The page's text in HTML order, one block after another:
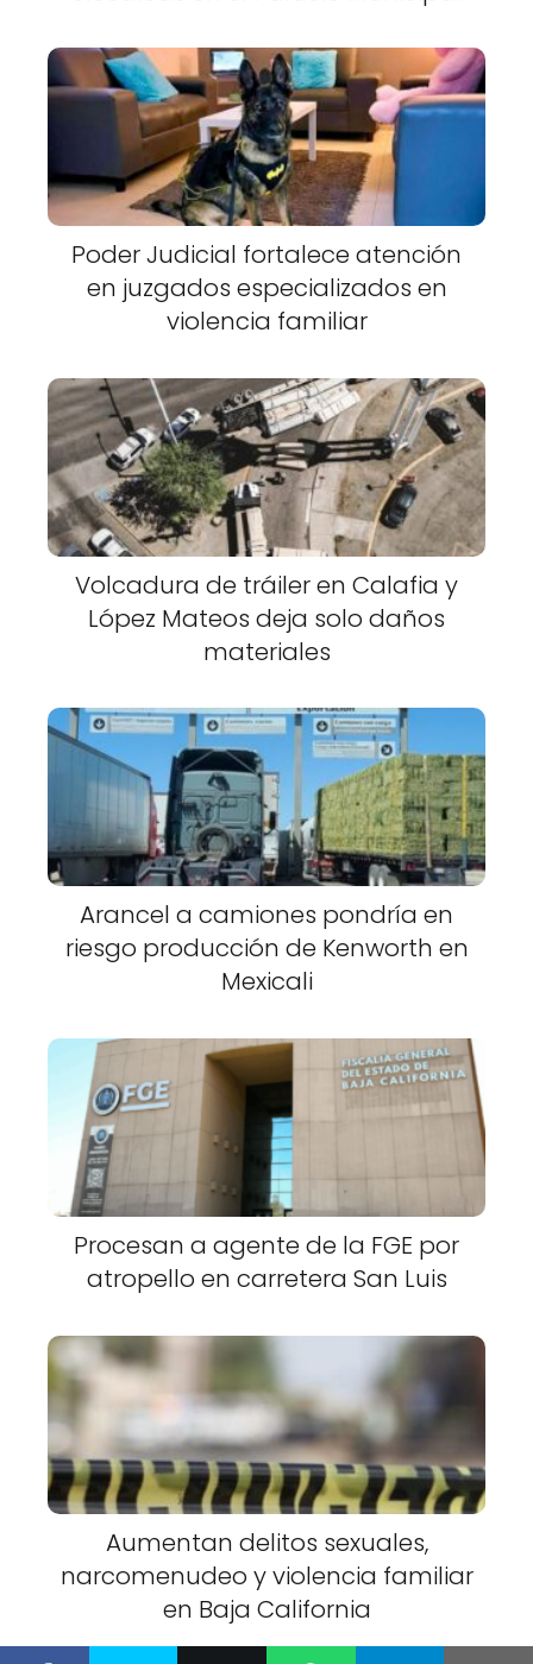
Poder Judicial fortalece atención
en juzgados especializados en
violencia familiar
Volcadura de tráiler en Calafia y
López Mateos deja solo daños
materiales
Arancel a camiones pondría en
riesgo producción de Kenworth en
Mexicali
Procesan a agente de la FGE por
atropello en carretera San Luis
Aumentan delitos sexuales,
narcomenudeo y violencia familiar
en Baja California